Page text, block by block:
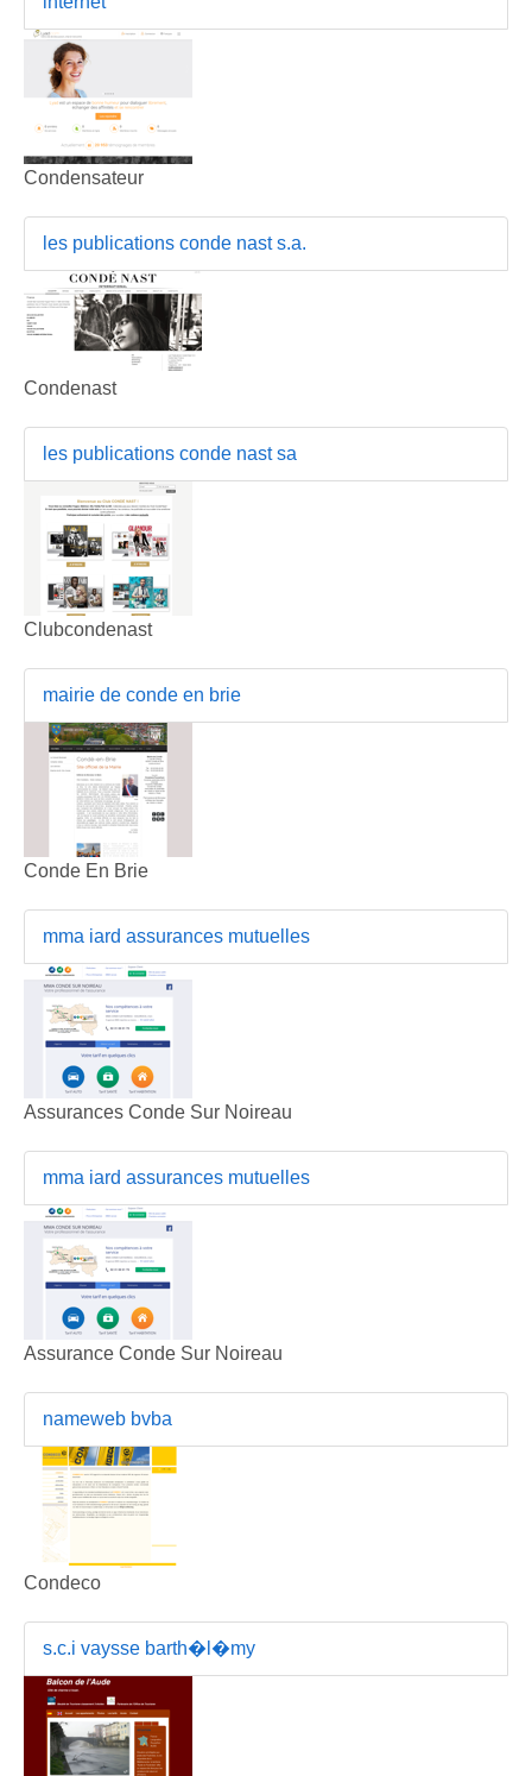
Condensateur
les publications conde nast s.a.
Condenast
les publications conde nast sa
Clubcondenast
mairie de conde en brie
Conde En Brie
mma iard assurances mutuelles
Assurances Conde Sur Noireau
mma iard assurances mutuelles
Assurance Conde Sur Noireau
nameweb bvba
Condeco
s.c.i vaysse barth�l�my